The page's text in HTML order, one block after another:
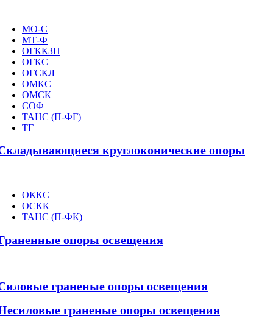
МО-С
МТ-Ф
ОГККЗН
ОГКС
ОГСКЛ
ОМКС
ОМСК
СОФ
ТАНС (П-ФГ)
ТГ
круглоконические опоры
ОККС
ОСКК
ТАНС (П-ФК)
опоры освещения
граненые опоры освещения
граненые опоры освещения